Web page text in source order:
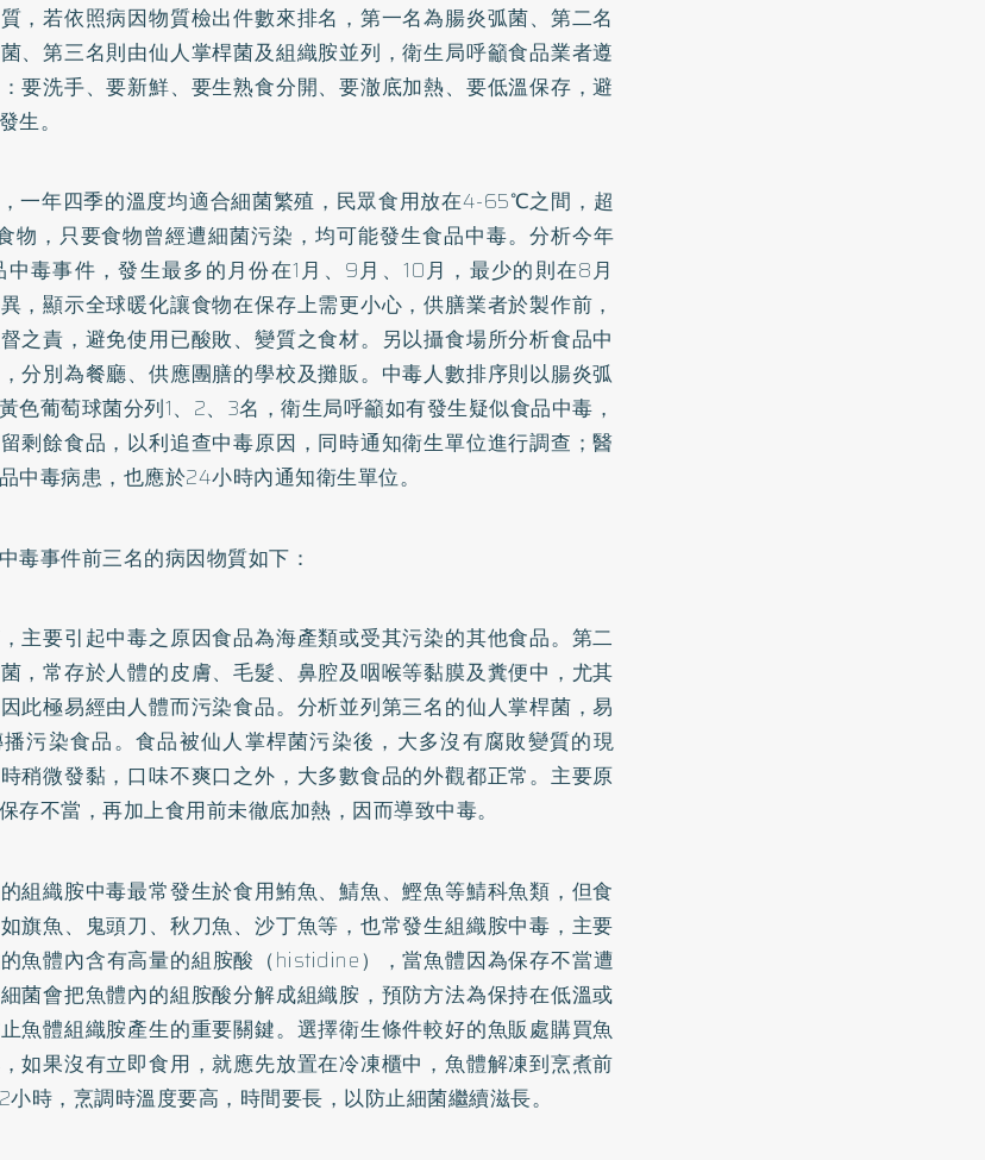
，若依照病因物質檢出件數來排名，第一名為腸炎弧菌、第二名
、第三名則由仙人掌桿菌及組織胺並列，衛生局呼籲食品業者遵
要洗手、要新鮮、要生熟食分開、要澈底加熱、要低溫保存，避
生。
一年四季的溫度均適合細菌繁殖，民眾食用放在4-65℃之間，超
物，只要食物曾經遭細菌污染，均可能發生食品中毒。分析今年
毒事件，發生最多的月份在1月、9月、10月，最少的則在8月
，顯示全球暖化讓食物在保存上需更小心，供膳業者於製作前，
之責，避免使用已酸敗、變質之食材。另以攝食場所分析食品中
分別為餐廳、供應團膳的學校及攤販。中毒人數排序則以腸炎弧
色葡萄球菌分列1、2、3名，衛生局呼籲如有發生疑似食品中毒，
剩餘食品，以利追查中毒原因，同時通知衛生單位進行調查；醫
中毒病患，也應於24小時內通知衛生單位。
毒事件前三名的病因物質如下：
主要引起中毒之原因食品為海產類或受其污染的其他食品。第二
，常存於人體的皮膚、毛髮、鼻腔及咽喉等黏膜及糞便中，尤其
此極易經由人體而污染食品。分析並列第三名的仙人掌桿菌，易
污染食品。食品被仙人掌桿菌污染後，大多沒有腐敗變質的現
稍微發黏，口味不爽口之外，大多數食品的外觀都正常。主要原
存不當，再加上食用前未徹底加熱，因而導致中毒。
組織胺中毒最常發生於食用鮪魚、鯖魚、鰹魚等鯖科魚類，但食
旗魚、鬼頭刀、秋刀魚、沙丁魚等，也常發生組織胺中毒，主要
魚體內含有高量的組胺酸（histidine），當魚體因為保存不當遭
菌會把魚體內的組胺酸分解成組織胺，預防方法為保持在低溫或
魚體組織胺產生的重要關鍵。選擇衛生條件較好的魚販處購買魚
如果沒有立即食用，就應先放置在冷凍櫃中，魚體解凍到烹煮前
時，烹調時溫度要高，時間要長，以防止細菌繼續滋長。